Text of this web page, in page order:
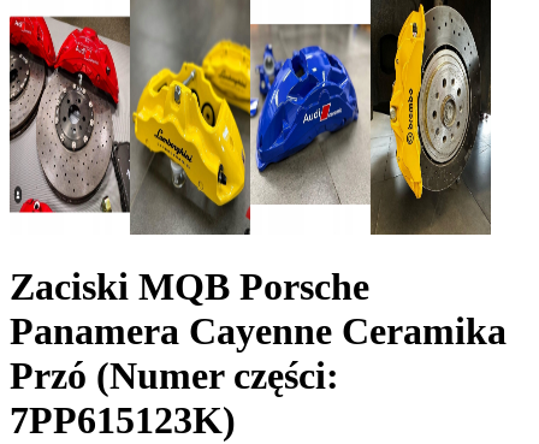
Zaciski MQB Porsche
Panamera Cayenne Ceramika
Przó (Numer części:
7PP615123K)